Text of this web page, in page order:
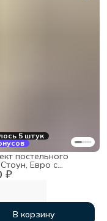
5 штук
₽
постельного
Евро с
на резинке
хлопок
В корзину